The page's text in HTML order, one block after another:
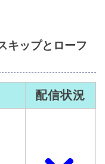
キップとローフ
配信状況